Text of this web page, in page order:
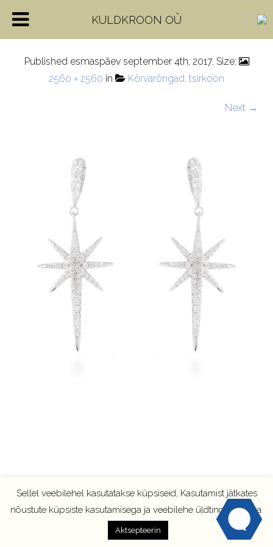
EQ07800-1
Published esmaspäev september 4th, 2017. Size:
2560 × 2560 in Kõrvarõngad, tsirkoon
Next →
Sellel veebilehel kasutatakse küpsiseid, Kasutamist jätkates
nõustute küpsiste kasutamisega ja veebilehe üldtingimustega.
Aktsepteerin
KULDKROON OÜ